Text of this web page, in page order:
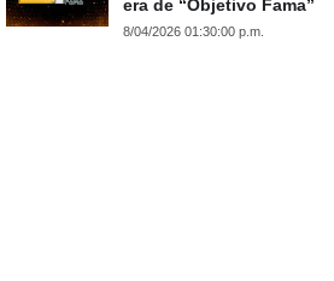
era de “Objetivo Fama”
8/04/2026 01:30:00 p.m.